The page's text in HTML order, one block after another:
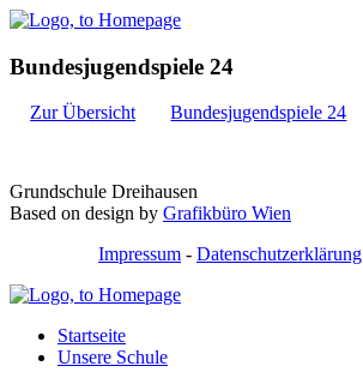
Bundesjugendspiele 24
Zur Übersicht Bundesjugendspiele 24
Grundschule Dreihausen
Based on design by Grafikbüro Wien
Impressum - Datenschutzerklärung
Startseite
Unsere Schule